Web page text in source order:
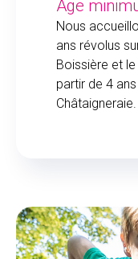
Âge
Nous
ans révolus
Boissière et
partir de 4
Châtaigneraie.